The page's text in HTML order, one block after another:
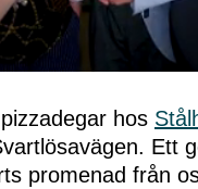
hos
Ett
promenad från